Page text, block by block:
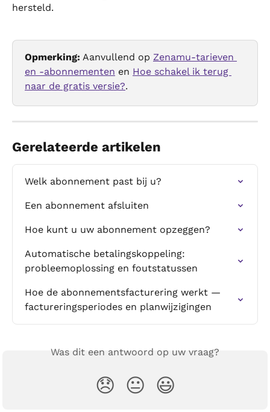
hersteld.
Opmerking: Aanvullend op Zenamu-tarieven
en -abonnementen en Hoe schakel ik terug
naar de gratis versie?.
Gerelateerde artikelen
Welk abonnement past bij u?
Een abonnement afsluiten
Hoe kunt u uw abonnement opzeggen?
Automatische betalingskoppeling:
probleemoplossing en foutstatussen
Hoe de abonnementsfacturering werkt —
factureringsperiodes en planwijzigingen
Was dit een antwoord op uw vraag?
😞 😐 😃